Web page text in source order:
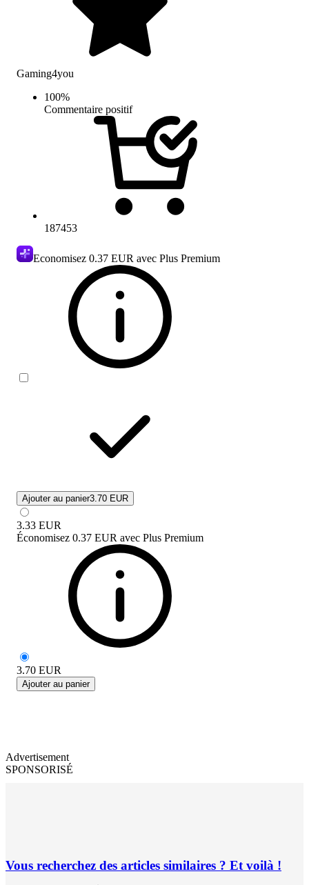
Gaming4you
100%
Commentaire positif
187453
Economisez 0.37 EUR avec Plus Premium
Ajouter au panier3.70 EUR
3.33 EUR
Économisez 0.37 EUR avec Plus Premium
3.70 EUR
Ajouter au panier
Advertisement
SPONSORISÉ
Vous recherchez des articles similaires ? Et voilà !